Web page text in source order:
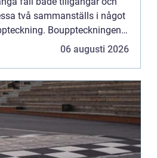
två sammanställs i något
Bouppteckningen
06 augusti 2026